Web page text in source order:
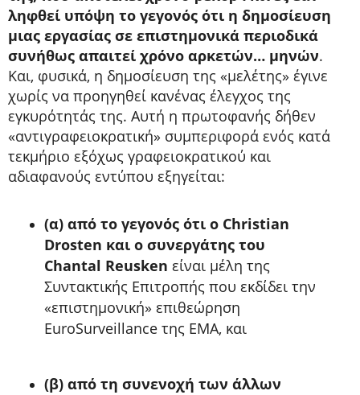
ληφθεί υπόψη το γεγονός ότι η δημοσίευση
μιας εργασίας σε επιστημονικά περιοδικά
συνήθως απαιτεί χρόνο αρκετών… μηνών.
Και, φυσικά, η δημοσίευση της «μελέτης» έγινε
χωρίς να προηγηθεί κανένας έλεγχος της
εγκυρότητάς της. Αυτή η πρωτοφανής δήθεν
«αντιγραφειοκρατική» συμπεριφορά ενός κατά
τεκμήριο εξόχως γραφειοκρατικού και
αδιαφανούς εντύπου εξηγείται:
(α) από το γεγονός ότι ο Christian
Drosten και o συνεργάτης του
Chantal Reusken είναι μέλη της
Συντακτικής Επιτροπής που εκδίδει την
«επιστημονική» επιθεώρηση
EuroSurveillance της EMA, και
(β) από τη συνενοχή των άλλων